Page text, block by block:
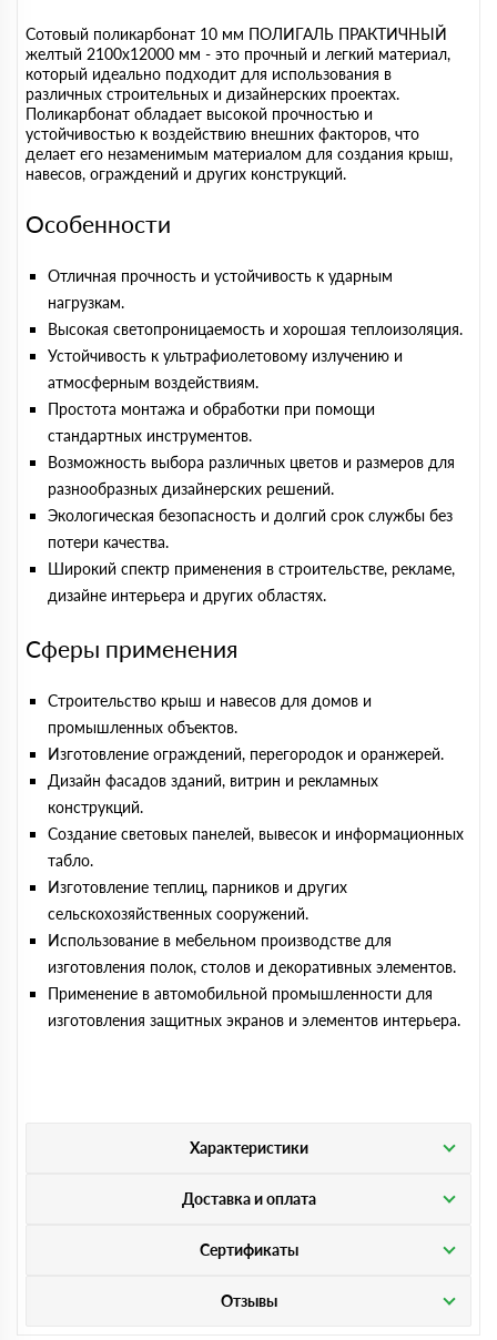
Сотовый поликарбонат 10 мм ПОЛИГАЛЬ ПРАКТИЧНЫЙ
желтый 2100х12000 мм - это прочный и легкий материал,
который идеально подходит для использования в
различных строительных и дизайнерских проектах.
Поликарбонат обладает высокой прочностью и
устойчивостью к воздействию внешних факторов, что
делает его незаменимым материалом для создания крыш,
навесов, ограждений и других конструкций.
Особенности
Отличная прочность и устойчивость к ударным
нагрузкам.
Высокая светопроницаемость и хорошая теплоизоляция.
Устойчивость к ультрафиолетовому излучению и
атмосферным воздействиям.
Простота монтажа и обработки при помощи
стандартных инструментов.
Возможность выбора различных цветов и размеров для
разнообразных дизайнерских решений.
Экологическая безопасность и долгий срок службы без
потери качества.
Широкий спектр применения в строительстве, рекламе,
дизайне интерьера и других областях.
Сферы применения
Строительство крыш и навесов для домов и
промышленных объектов.
Изготовление ограждений, перегородок и оранжерей.
Дизайн фасадов зданий, витрин и рекламных
конструкций.
Создание световых панелей, вывесок и информационных
табло.
Изготовление теплиц, парников и других
сельскохозяйственных сооружений.
Использование в мебельном производстве для
изготовления полок, столов и декоративных элементов.
Применение в автомобильной промышленности для
изготовления защитных экранов и элементов интерьера.
Характеристики
Доставка и оплата
Сертификаты
Отзывы